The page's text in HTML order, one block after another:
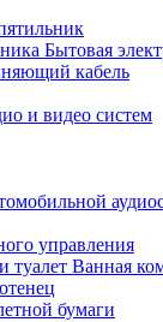
Бытовая
кабель
и видео систем
управления
Ванная
бумаги